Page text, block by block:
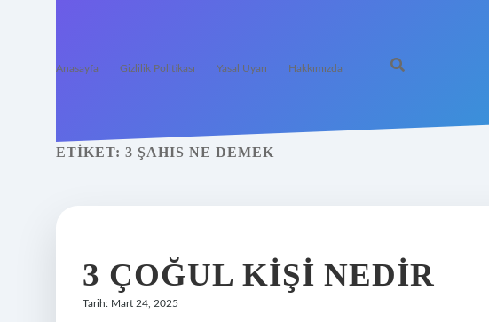
Anasayfa Gizlilik Politikası Yasal Uyarı Hakkımızda
ETIKET: 3 ŞAHIS NE DEMEK
3 ÇOĞUL KIŞI NEDIR
Tarih: Mart 24, 2025